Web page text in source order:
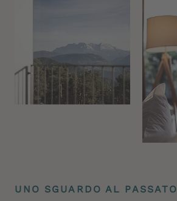
UNO SGUARDO AL PASSATO